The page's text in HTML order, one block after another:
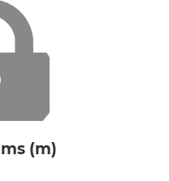
(m)